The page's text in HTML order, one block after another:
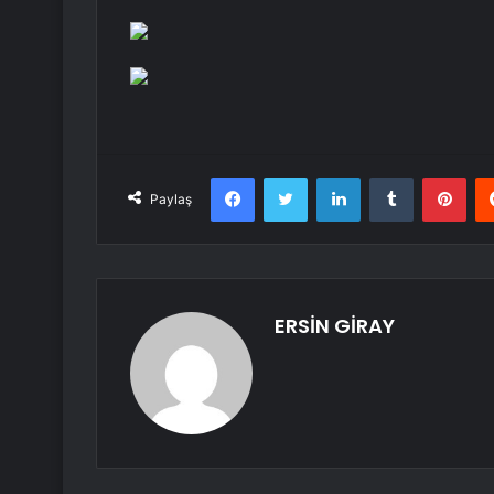
Paylaş
FacebookTwitter LinkedInTumblr
ERSİN GİRAY